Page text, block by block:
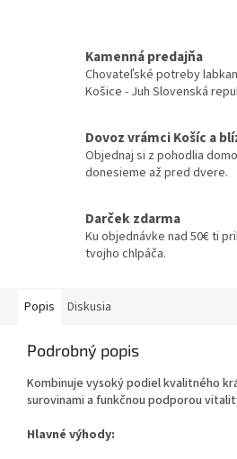
Kamenná predajňa
Chovateľské potreby
Košice - Juh Slovenská
Dovoz vrámci Košíc a
Objednaj si z pohodlia
donesieme až pred dvere.
Darček zdarma
Ku objednávke nad 50€ ti
tvojho chlpáča.
Popis Diskusia
Podrobný popis
Kombinuje vysoký podiel kvalitného
surovinami a funkčnou podporou
Hlavné výhody: